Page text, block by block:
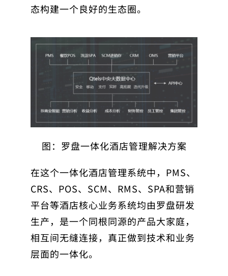
态构建一个良好的生态圈。
图：罗盘一体化酒店管理解决方案
在这个一体化酒店管理系统中，PMS、
CRS、POS、SCM、RMS、SPA和营销
平台等酒店核心业务系统均由罗盘研发
生产，是一个同根同源的产品大家庭，
相互间无缝连接，真正做到技术和业务
层面的一体化。